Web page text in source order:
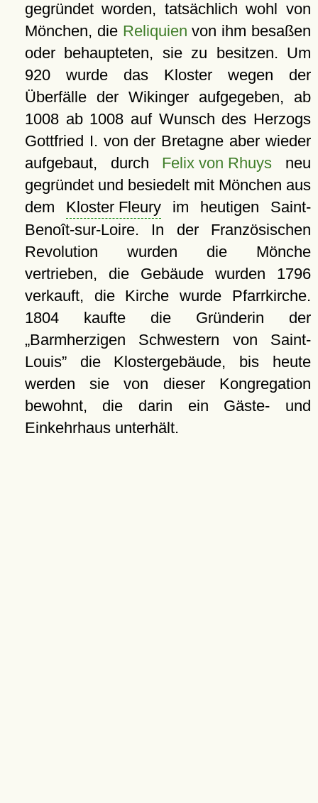
gegründet worden, tatsächlich wohl von
Mönchen, die Reliquien von ihm besaßen
oder behaupteten, sie zu besitzen. Um
920 wurde das Kloster wegen der
Überfälle der Wikinger aufgegeben, ab
1008 ab 1008 auf Wunsch des Herzogs
Gottfried I. von der Bretagne aber wieder
aufgebaut, durch Felix von Rhuys neu
gegründet und besiedelt mit Mönchen aus
dem Kloster Fleuryim heutigen Saint-
Benoît-sur-Loire. In der Französischen
Revolution wurden die Mönche
vertrieben, die Gebäude wurden 1796
verkauft, die Kirche wurde Pfarrkirche.
1804 kaufte die Gründerin der
Barmherzigen Schwestern von Saint-
Louis die Klostergebäude, bis heute
werden sie von dieser Kongregation
bewohnt, die darin ein Gäste- und
Einkehrhaus unterhält.